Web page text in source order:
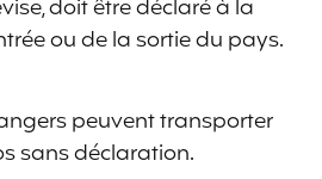
doit être déclaré à la
ou de la sortie du pays.
peuvent transporter
sans déclaration.